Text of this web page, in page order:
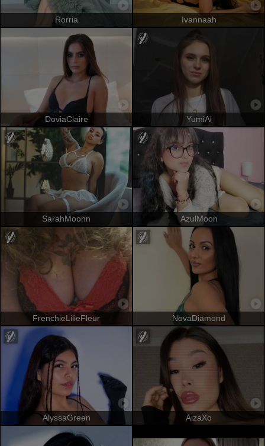
Rorria Ivannaah
DoviaClaire YumiAi
SarahMoonn AzulMoon
FrenchieLilieFleur NovaDiamond
AlyssaGreen AizaXo